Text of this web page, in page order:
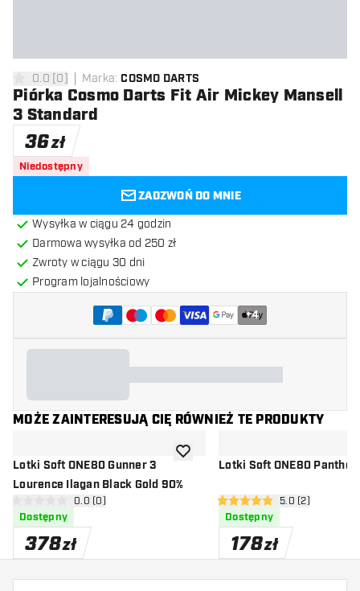
0 gwiazdki oceny
0.0 [0] Marka: COSMO DARTS
Piórka Cosmo Darts Fit Air Mickey Mansell
3 Standard
36zł
Niedostępny
ZADZWOŃ DO MNIE
Wysyłka w ciągu 24 godzin
Darmowa wysyłka od 250 zł
Zwroty w ciągu 30 dni
Program lojalnościowy
+4
MOŻE ZAINTERESUJĄ CIĘ RÓWNIEŻ TE PRODUKTY
Lotki Soft ONE80 Gunner 3
Lourence Ilagan Black Gold 90%
otwórz panel recenzji
0 gwiazdki oceny0.0 (0)
Dostępny
378zł
dodaj do listy życzeń
Lotki Soft ONE80
otwórz panel
5 gwiazdki oceny5.0 (2)
Dostępny
178zł